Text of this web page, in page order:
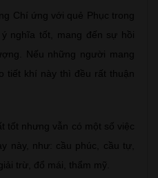
Chí ứng với quẻ Phục trong
nghĩa tốt, mang đến sự hồi
Nếu những người mang
tiết khí này thì đều rất thuận
tốt nhưng vẫn có một số việc
này, như: cầu phúc, cầu tự,
trừ, đổ mái, thẩm mỹ.